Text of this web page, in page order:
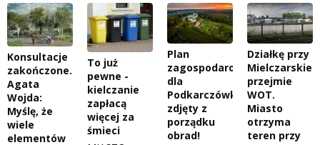
Konsultacje
zakończone.
Agata
Wojda:
Myślę, że
wiele
elementów
To już
pewne -
kielczanie
zapłacą
więcej za
śmieci
Plan
zagospodarowania
dla
Podkarczówki
zdjęty z
porządku
obrad!
Działkę przy
przejmie
WOT.
Miasto
otrzyma
teren przy